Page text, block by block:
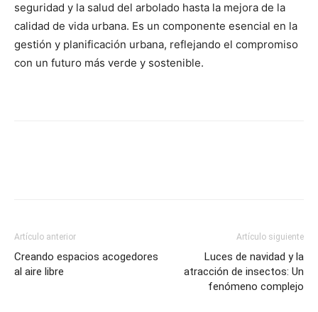
seguridad y la salud del arbolado hasta la mejora de la
calidad de vida urbana. Es un componente esencial en la
gestión y planificación urbana, reflejando el compromiso
con un futuro más verde y sostenible.
Artículo anterior
Creando espacios acogedores
al aire libre
Artículo siguiente
Luces de navidad y la
atracción de insectos: Un
fenómeno complejo